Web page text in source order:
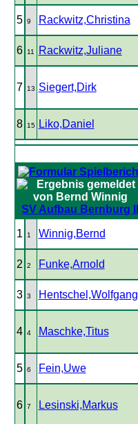
5 9 Rackwitz,Christina
6 11 Rackwitz,Juliane
7 13 Siegert,Dirk
8 15 Liko,Daniel
SV Aufbau Bernburg II
1 1 Winnig,Bernd
2 2 Funke,Arnold
3 3 Hentschel,Wolfgang
4 4 Maschke,Titus
5 6 Fein,Uwe
6 7 Lesinski,Markus